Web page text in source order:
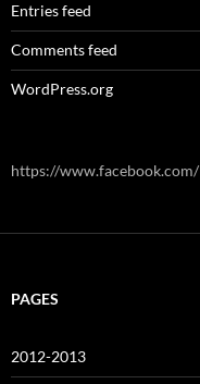
Entries feed
Comments feed
WordPress.org
https://www.facebook.com/
PAGES
2012-2013